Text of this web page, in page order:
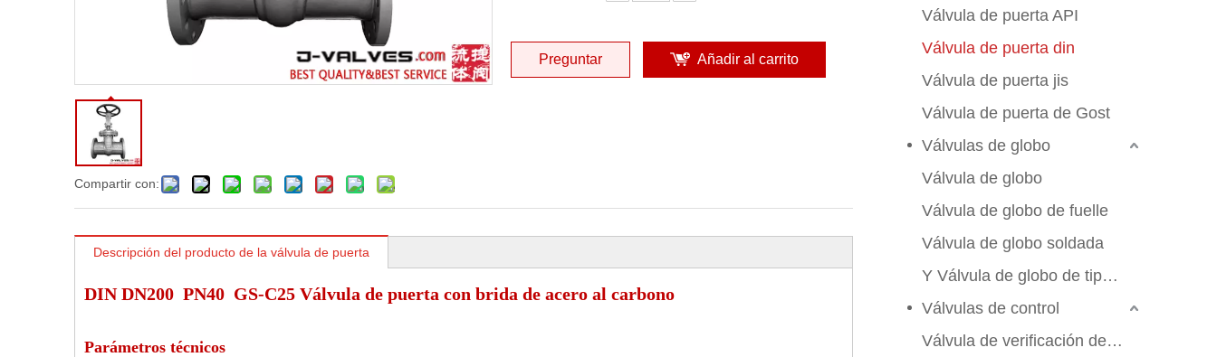
Compartir con:
Preguntar Añadir al carrito
Descripción del producto de la válvula de puerta
DIN DN200 PN40 GS-C25 Válvula de puerta con brida de acero al carbono
Parámetros técnicos
Válvula de puerta API
Válvula de puerta din
Válvula de puerta jis
Válvula de puerta de Gost
Válvulas de globo
Válvula de globo
Válvula de globo de fuelle
Válvula de globo soldada
Y Válvula de globo de tipo Y
Válvulas de control
Válvula de verificación de swing